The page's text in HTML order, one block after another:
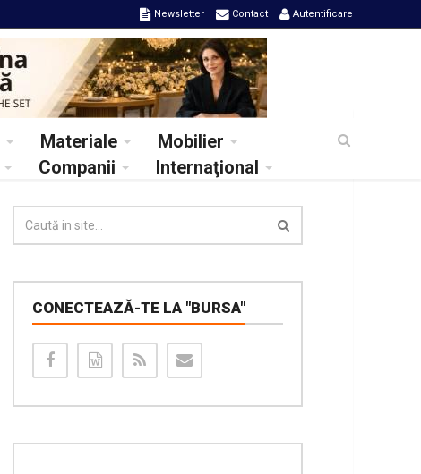
Newsletter Contact Autentificare
Materiale
Mobilier
Companii Internaţional
CONECTEAZĂ-TE LA "BURSA"